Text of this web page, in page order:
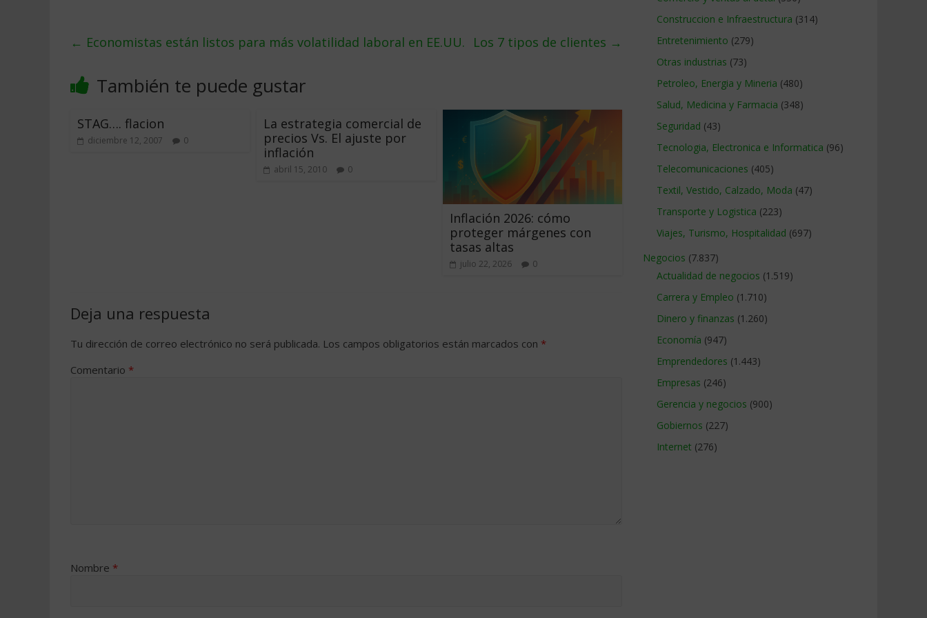
← Economistas están listos para más volatilidad laboral en EE.UU. Los 7 tipos de clientes →
También te puede gustar
STAG…. flacion
diciembre 12, 2007 0
La estrategia comercial de
precios Vs. El ajuste por
inflación
abril 15, 2010 0
Inflación 2026: cómo
proteger márgenes con
tasas altas
julio 22, 2026 0
Deja una respuesta
Tu dirección de correo electrónico no será publicada. Los campos obligatorios están marcados con *
Comentario *
Nombre *
Construccion e Infraestructura (314)
Entretenimiento (279)
Otras industrias (73)
Petroleo, Energia y Mineria (480)
Salud, Medicina y Farmacia (348)
Seguridad (43)
Tecnologia, Electronica e Informatica (96)
Telecomunicaciones (405)
Textil, Vestido, Calzado, Moda (47)
Transporte y Logistica (223)
Viajes, Turismo, Hospitalidad (697)
Negocios (7.837)
Actualidad de negocios (1.519)
Carrera y Empleo (1.710)
Dinero y finanzas (1.260)
Economía (947)
Emprendedores (1.443)
Empresas (246)
Gerencia y negocios (900)
Gobiernos (227)
Internet (276)